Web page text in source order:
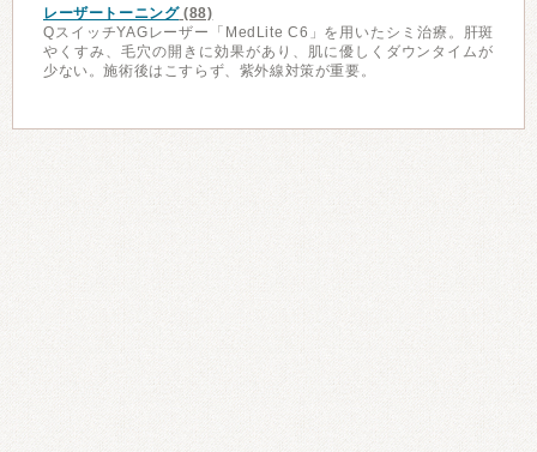
レーザートーニング(88)
QスイッチYAGレーザー「MedLite C6」を用いたシミ治療。肝斑
やくすみ、毛穴の開きに効果があり、肌に優しくダウンタイムが
少ない。施術後はこすらず、紫外線対策が重要。